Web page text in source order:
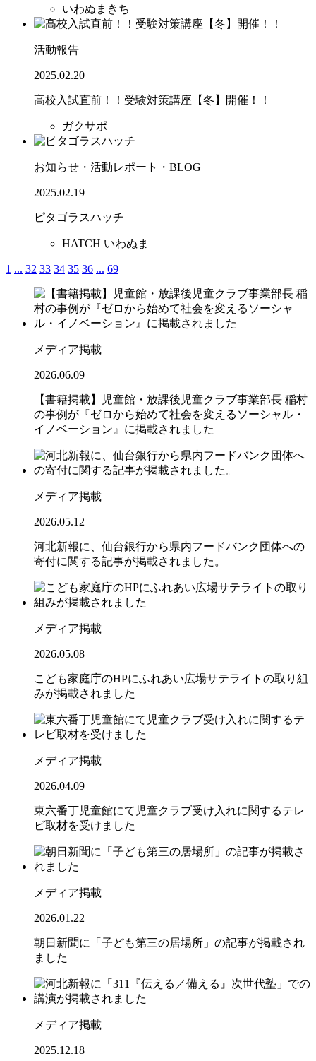
いわぬまきち
活動報告
2025.02.20
高校入試直前！！受験対策講座【冬】開催！！
ガクサポ
お知らせ・活動レポート・BLOG
2025.02.19
ピタゴラスハッチ
HATCH いわぬま
1 ... 32 33 34 35 36 ... 69
メディア掲載
2026.06.09
【書籍掲載】児童館・放課後児童クラブ事業部長 稲村
の事例が『ゼロから始めて社会を変えるソーシャル・
イノベーション』に掲載されました
メディア掲載
2026.05.12
河北新報に、仙台銀行から県内フードバンク団体への
寄付に関する記事が掲載されました。
メディア掲載
2026.05.08
こども家庭庁のHPにふれあい広場サテライトの取り組
みが掲載されました
メディア掲載
2026.04.09
東六番丁児童館にて児童クラブ受け入れに関するテレ
ビ取材を受けました
メディア掲載
2026.01.22
朝日新聞に「子ども第三の居場所」の記事が掲載され
ました
メディア掲載
2025.12.18